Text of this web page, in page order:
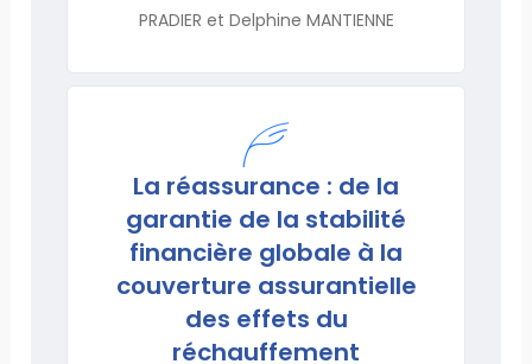
PRADIER et Delphine MANTIENNE
La réassurance : de la
garantie de la stabilité
financière globale à la
couverture assurantielle
des effets du
réchauffement